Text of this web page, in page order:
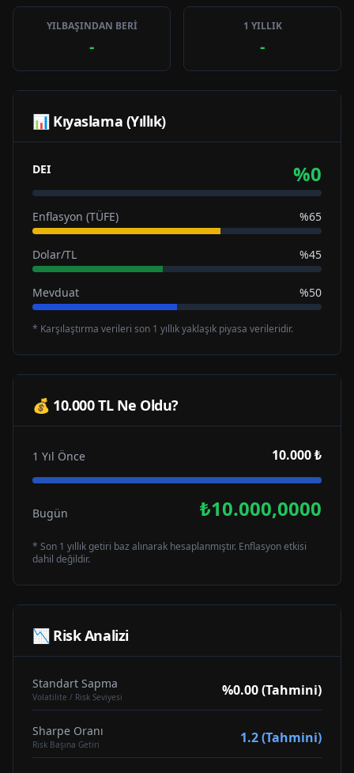
YILBAŞINDAN BERİ
-
1 YILLIK
-
📊 Kıyaslama (Yıllık)
DEI %0
Enflasyon (TÜFE) %65
Dolar/TL %45
Mevduat %50
* Karşılaştırma verileri son 1 yıllık yaklaşık piyasa verileridir.
💰 10.000 TL Ne Oldu?
1 Yıl Önce 10.000 ₺
Bugün ₺10.000,0000
* Son 1 yıllık getiri baz alınarak hesaplanmıştır. Enflasyon etkisi
dahil değildir.
📉 Risk Analizi
Standart Sapma
Volatilite / Risk Seviyesi %0.00 (Tahmini)
Sharpe Oranı
Risk Başına Getiri 1.2 (Tahmini)